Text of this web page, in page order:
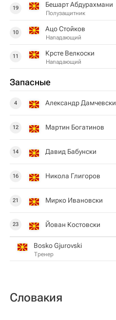
19 Бешарт Абдурахмани
Полузащитник
10 Ацо Стойков
Нападающий
11 Крсте Велкоски
Нападающий
Запасные
4 Александр Дамчевски
12 Мартин Богатинов
14 Давид Бабунски
16 Никола Глигоров
21 Мирко Ивановски
23 Йован Костовски
Bosko Gjurovski
Тренер
Словакия